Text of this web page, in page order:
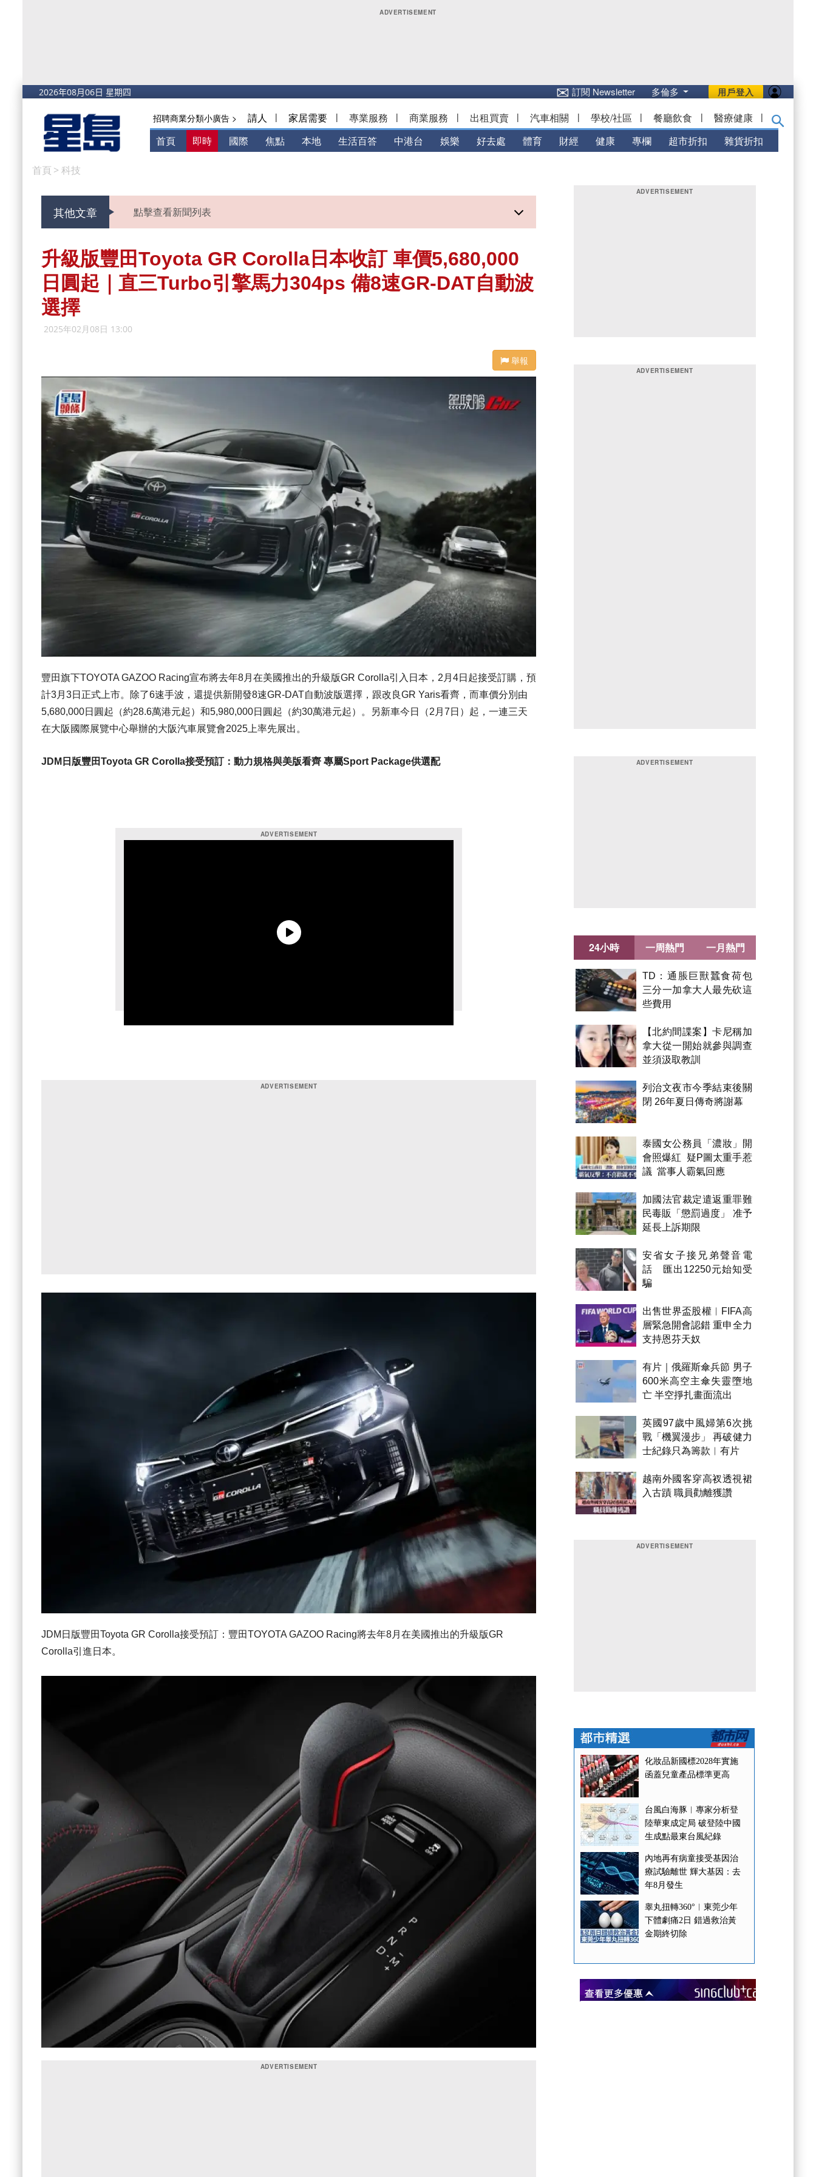
用戶登入
✉訂閱 Newsletter 多倫多
招聘商業分類小廣告 > 請人 | 家居需要 | 專業服務 | 商業服務 | 出租買賣 | 汽車相關 | 學校/社區 | 餐廳飲食 | 醫療健康 |
首頁 即時 國際 焦點 本地 生活百答 中港台 娛樂 好去處 體育 財經 健康 專欄 超市折扣 雜貨折扣
首頁 > 科技
其他文章 點擊查看新聞列表
升級版豐田Toyota GR Corolla日本收訂 車價5,680,000
日圓起｜直三Turbo引擎馬力304ps 備8速GR-DAT自動波
選擇
2025年02月08日 13:00
舉報
豐田旗下TOYOTA GAZOO Racing宣布將去年8月在美國推出的升級版GR Corolla引入日本，2月4日起接受訂購，預
計3月3日正式上市。除了6速手波，還提供新開發8速GR-DAT自動波版選擇，跟改良GR Yaris看齊，而車價分別由
5,680,000日圓起（約28.6萬港元起）和5,980,000日圓起（約30萬港元起）。另新車今日（2月7日）起，一連三天
在大阪國際展覽中心舉辦的大阪汽車展覽會2025上率先展出。
JDM日版豐田Toyota GR Corolla接受預訂：動力規格與美版看齊 專屬Sport Package供選配
JDM日版豐田Toyota GR Corolla接受預訂：豐田TOYOTA GAZOO Racing將去年8月在美國推出的升級版GR
Corolla引進日本。
24小時
TD：通脹巨獸蠶食荷包
三分一加拿大人最先砍這
些費用
【北約間諜案】卡尼稱加
拿大從一開始就參與調查
並須汲取教訓
列治文夜市今季結束後關
閉 26年夏日傳奇將謝幕
泰國女公務員「濃妝」開
會照爆紅 疑P圖太重手惹
議 當事人霸氣回應
加國法官裁定遣返重罪難
民毒販「懲罰過度」 准予
延長上訴期限
安省女子接兄弟聲音電
話 匯出12250元始知受
騙
出售世界盃股權︱FIFA高
層緊急開會認錯 重申全力
支持恩芬天奴
有片｜俄羅斯傘兵節 男子
600米高空主傘失靈墮地
亡 半空掙扎畫面流出
英國97歲中風婦第6次挑
戰「機翼漫步」 再破健力
士紀錄只為籌款︱有片
越南外國客穿高衩透視裙
入古蹟 職員勸離獲讚
一周熱門 一月熱門